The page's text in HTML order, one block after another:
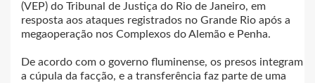
(VEP) do Tribunal de Justiça do Rio de Janeiro, em
resposta aos ataques registrados no Grande Rio após a
megaoperação nos Complexos do Alemão e Penha.
De acordo com o governo fluminense, os presos integram
a cúpula da facção, e a transferência faz parte de uma